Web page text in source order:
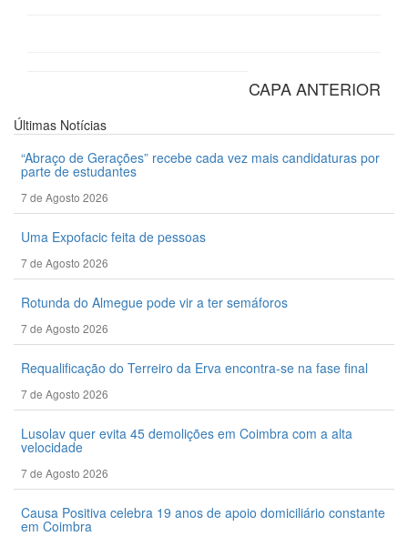
CAPA ANTERIOR
Últimas Notícias
“Abraço de Gerações” recebe cada vez mais candidaturas por
parte de estudantes
7 de Agosto 2026
Uma Expofacic feita de pessoas
7 de Agosto 2026
Rotunda do Almegue pode vir a ter semáforos
7 de Agosto 2026
Requalificação do Terreiro da Erva encontra-se na fase final
7 de Agosto 2026
Lusolav quer evita 45 demolições em Coimbra com a alta
velocidade
7 de Agosto 2026
Causa Positiva celebra 19 anos de apoio domiciliário constante
em Coimbra